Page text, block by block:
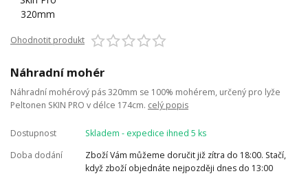
Ohodnotit produkt
Náhradní mohér
Náhradní mohérový pás 320mm se 100% mohérem, určený pro lyže
Peltonen SKIN PRO v délce 174cm. celý popis
Dostupnost
Skladem - expedice ihned 5 ks
Doba dodání
Zboží Vám můžeme doručit již zítra do 18:00. Stačí,
když zboží objednáte nejpozději dnes do 13:00